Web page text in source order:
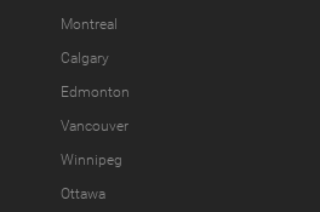
Montreal
Calgary
Edmonton
Vancouver
Winnipeg
Ottawa